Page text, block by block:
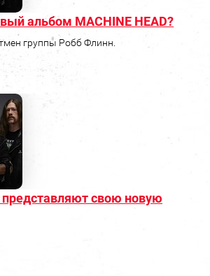
альбом MACHINE HEAD?
группы Робб Флинн.
представляют свою новую